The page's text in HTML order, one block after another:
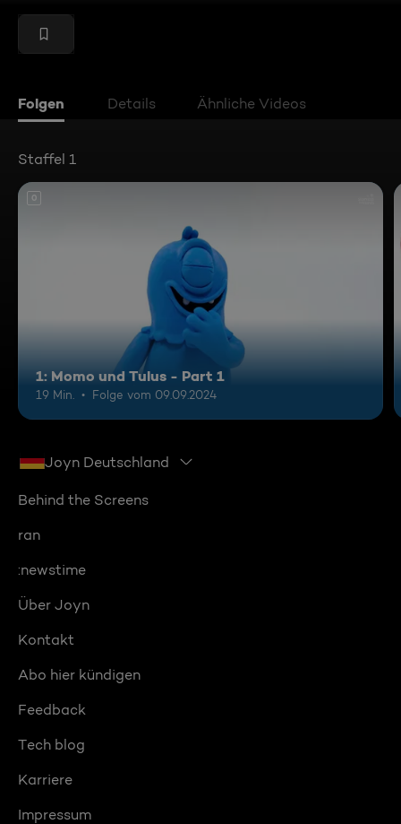
Folgen Details Ähnliche Videos
Staffel 1
0
1: Momo und Tulus - Part 1
19 Min. Folge vom 09.09.2024
Joyn Deutschland
Behind the Screens
ran
:newstime
Über Joyn
Kontakt
Abo hier kündigen
Feedback
Tech blog
Karriere
Impressum